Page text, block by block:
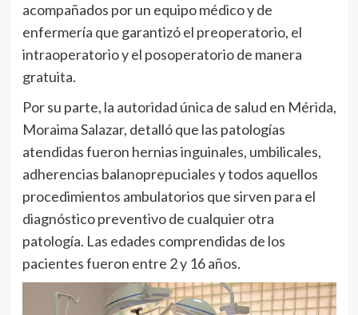
acompañados por un equipo médico y de
enfermería que garantizó el preoperatorio, el
intraoperatorio y el posoperatorio de manera
gratuita.
Por su parte, la autoridad única de salud en Mérida,
Moraima Salazar, detalló que las patologías
atendidas fueron hernias inguinales, umbilicales,
adherencias balanoprepuciales y todos aquellos
procedimientos ambulatorios que sirven para el
diagnóstico preventivo de cualquier otra
patología. Las edades comprendidas de los
pacientes fueron entre 2 y 16 años.